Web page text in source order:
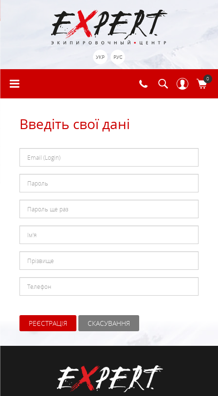
УКР РУС
0
Введіть свої дані
РЕЄСТРАЦІЯ СКАСУВАННЯ